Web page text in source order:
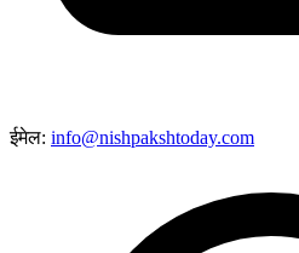
ईमेल: info@nishpakshtoday.com